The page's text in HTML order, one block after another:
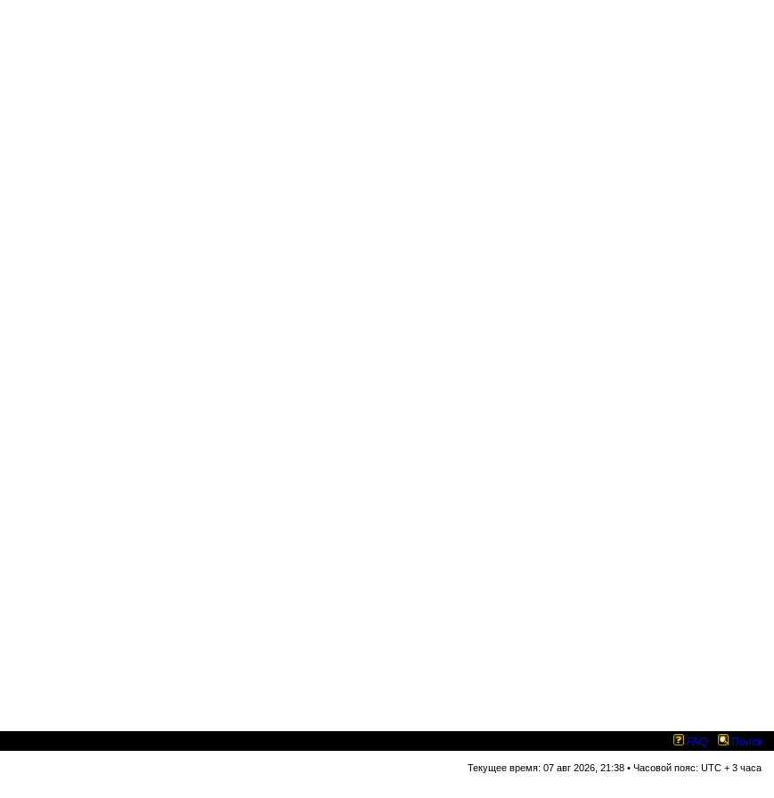
FAQ Поиск
Текущее время: 07 авг 2026, 21:38 • Часовой пояс: UTC + 3 часа